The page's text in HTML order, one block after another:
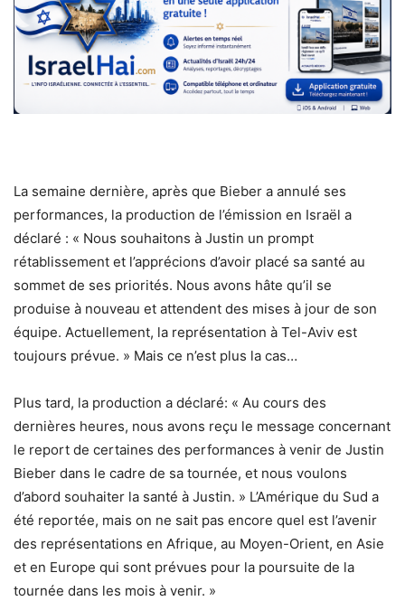
La semaine dernière, après que Bieber a annulé ses
performances, la production de l’émission en Israël a
déclaré : « Nous souhaitons à Justin un prompt
rétablissement et l’apprécions d’avoir placé sa santé au
sommet de ses priorités. Nous avons hâte qu’il se
produise à nouveau et attendent des mises à jour de son
équipe. Actuellement, la représentation à Tel-Aviv est
toujours prévue. » Mais ce n’est plus la cas…
Plus tard, la production a déclaré: « Au cours des
dernières heures, nous avons reçu le message concernant
le report de certaines des performances à venir de Justin
Bieber dans le cadre de sa tournée, et nous voulons
d’abord souhaiter la santé à Justin. » L’Amérique du Sud a
été reportée, mais on ne sait pas encore quel est l’avenir
des représentations en Afrique, au Moyen-Orient, en Asie
et en Europe qui sont prévues pour la poursuite de la
tournée dans les mois à venir. »